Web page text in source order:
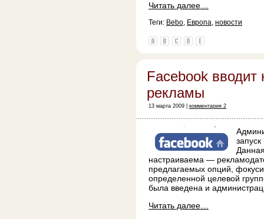
Читать далее…
Теги: Bebo, Европа, новости
Facebook вводит
рекламы
13 марта 2009 | комментария 2
настраиваема —
предлагаемых опций,
определенной целевой
была введена и
Читать далее…